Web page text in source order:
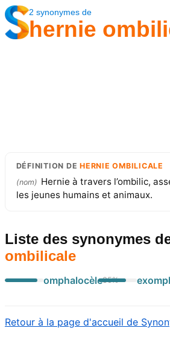
2 synonymes de
hernie
DÉFINITION DEHERNIE OMBILICALE
(nom) Hernie à travers l’ombilic,
les jeunes humains et animaux.
Liste des synonymes
ombilicale
omphalocèle85%
Retour à la page d'accueil de